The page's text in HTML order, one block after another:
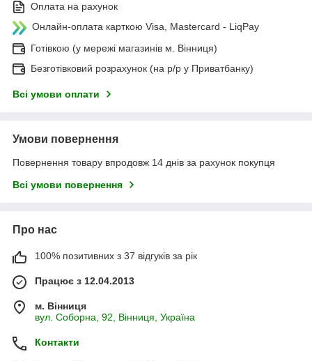
Оплата на рахунок
Онлайн-оплата карткою Visa, Mastercard - LiqPay
Готівкою (у мережі магазинів м. Вінниця)
Безготівковий розрахунок (на р/р у Приватбанку)
Всі умови оплати
Умови повернення
Повернення товару впродовж 14 днів за рахунок покупця
Всі умови повернення
Про нас
100% позитивних з 37 відгуків за рік
Працює з 12.04.2013
м. Вінниця
вул. Соборна, 92, Вінниця, Україна
Контакти